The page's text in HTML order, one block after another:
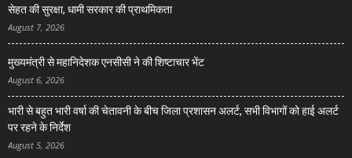
सेहत की सुरक्षा, धामी सरकार की प्राथमिकता
August 7, 2026
मुख्यमंत्री से महानिदेशक एनसीसी ने की शिष्टाचार भेंट
August 6, 2026
भारी से बहुत भारी वर्षा की चेतावनी के बीच जिला प्रशासन अलर्ट, सभी विभागों को हाई अलर्ट
पर रहने के निर्देश
August 5, 2026